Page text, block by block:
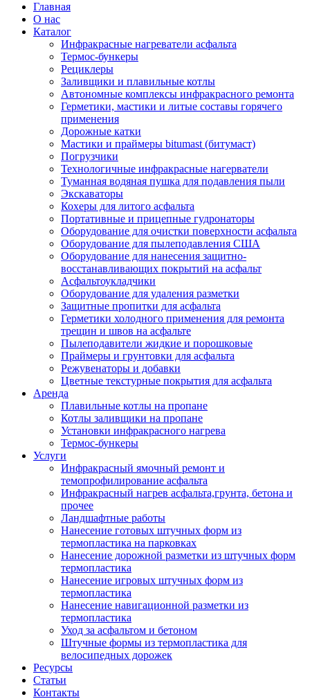
Главная
О нас
Каталог
Инфракрасные нагреватели асфальта
Термос-бункеры
Рециклеры
Заливщики и плавильные котлы
Автономные комплексы инфракрасного ремонта
Герметики, мастики и литые составы горячего
применения
Дорожные катки
Мастики и праймеры bitumast (битумаст)
Погрузчики
Технологичные инфракрасные нагерватели
Туманная водяная пушка для подавления пыли
Экскаваторы
Кохеры для литого асфальта
Портативные и прицепные гудронаторы
Оборудование для очистки поверхности асфальта
Оборудование для пылеподавления США
Оборудование для нанесения защитно-
восстанавливающих покрытий на асфальт
Асфальтоукладчики
Оборудование для удаления разметки
Защитные пропитки для асфальта
Герметики холодного применения для ремонта
трещин и швов на асфальте
Пылеподавители жидкие и порошковые
Праймеры и грунтовки для асфальта
Режувенаторы и добавки
Цветные текстурные покрытия для асфальта
Аренда
Плавильные котлы на пропане
Котлы заливщики на пропане
Установки инфракрасного нагрева
Термос-бункеры
Услуги
Инфракрасный ямочный ремонт и
темопрофилирование асфальта
Инфракрасный нагрев асфальта,грунта, бетона и
прочее
Ландшафтные работы
Нанесение готовых штучных форм из
термопластика на парковках
Нанесение дорожной разметки из штучных форм
термопластика
Нанесение игровых штучных форм из
термопластика
Нанесение навигационной разметки из
термопластика
Уход за асфальтом и бетоном
Штучные формы из термопластика для
велосипедных дорожек
Ресурсы
Статьи
Контакты